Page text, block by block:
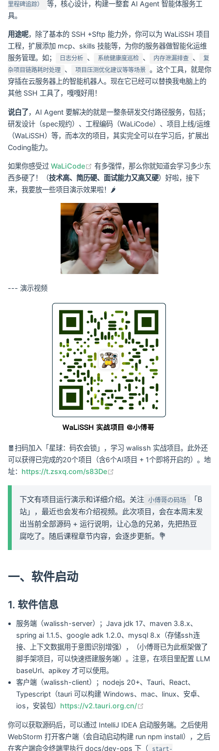
里程碑追踪）
等，核心设计，构建一整套 AI Agent 智能体服务工
具。
用途呢，除了基本的 SSH +Sftp 能力外，你可以为 WaLiSSH 项目
工程，扩展添加 mcp、skills 技能等，为你的服务器做智能化运维
服务管理。如；
日志分析 、 系统健康度巡检 、 内存泄漏排查 、
复
杂项目链路耗时处理
、 项目压测优化建议等等场景 。这个工具，就是你
穿插在云服务器上的智能机器人。现在它已经可以替换我电脑上的
其他 SSH 工具了，嘎嘎好用！
说白了，AI Agent 要解决的就是一整条研发交付路径服务，包括；
研发设计（spec规约）、工程编码（WaLiCode）、项目上线/运维
（WaLiSSH）等，而本次的项目，其实完全可以在学习后，扩展出
Coding能力。
如果你感受过 WaLiCode (opens new window)
有多强悍，那么你就知道会学习多少东
西多硬了！（技术高、简历硬、面试能力又高又硬）好啦，接下
来，我要放一些项目演示效果啦！🌶
--- 演示视频
🧧扫码加入「星球：码农会锁」，学习 walissh 实战项目。此外还
可以获得已完成的20个项目（含6个AI项目 + 1个即将开启的）。地
址： https://t.zsxq.com/s83De
下文有项目运行演示和详细介绍。关注 小傅哥の码场
「B
站」，最近也会发布介绍视频。此次项目，会在本周末发
出当前全部源码 + 运行说明，让心急的兄弟，先把热豆
腐吃了。随后课程章节内容，会逐步更新。💐
一、软件启动
1. 软件信息
服务端（walissh-server）；Java jdk 17、maven 3.8.x、
spring ai 1.1.5、google adk 1.2.0、mysql 8.x（存储ssh连
接、上下文数据用于意图识别增强），（小傅哥已为此框架做了
脚手架项目，可以快速搭建服务端）。注意，在项目里配置 LLM
baseUrl、apikey 才可以使用。
客户端（walissh-client）；nodejs 20+、Tauri、React、
Typescript（tauri 可以构建 Windows、mac、linux、安卓、
ios，安装包） https://v2.tauri.org.cn/
你可以获取源码后，可以通过 IntelliJ IDEA 启动服务端。之后使用
WebStorm 打开客户端（会自动启动构建 run npm install），之后
在客户端命令终端里执行 docs/dev-ops 下（
start-